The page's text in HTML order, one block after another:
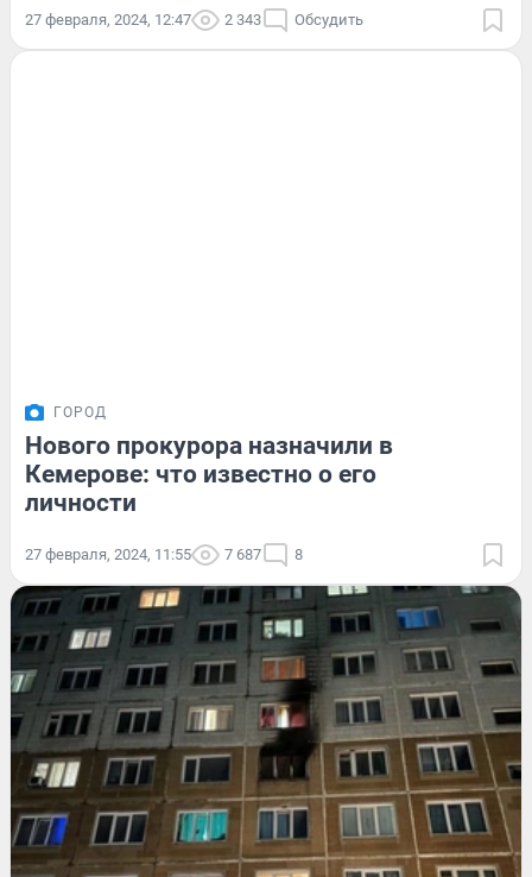
27 февраля, 2024, 12:47 2 343 Обсудить
ГОРОД
Нового прокурора назначили в
Кемерове: что известно о его
личности
27 февраля, 2024, 11:55 7 687 8